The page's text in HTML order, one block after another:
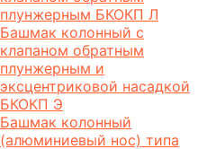
плунжерным БКОКП Л
Башмак колонный с
клапаном обратным
плунжерным и
эксцентриковой насадкой
БКОКП Э
Башмак колонный
(алюминиевый нос) типа